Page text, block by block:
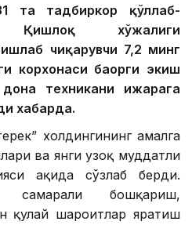
та тадбиркор қўллаб-
Қишлоқ хўжалиги
ишлаб чиқарувчи 7,2 минг
корхонаси баҳорги экиш
техникани ижарага
хабарда.
холдингининг амалга
ва янги узоқ муддатли
ҳақида сўзлаб берди.
самарали бошқариш,
қулай шароитлар яратиш